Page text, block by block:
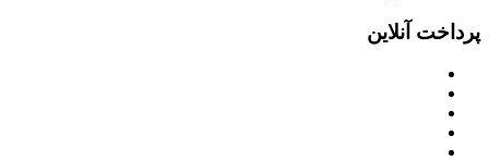
پرداخت آنلاین